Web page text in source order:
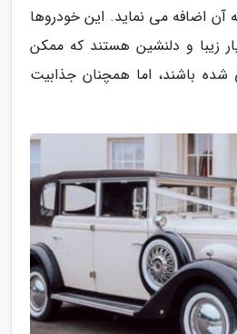
اضافه می نماید. این خودروها
زیبا و دلنشین هستند که ممکن
باشند، اما همچنان جذابیت